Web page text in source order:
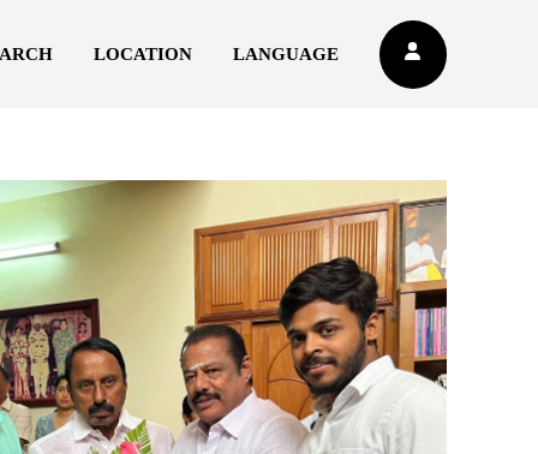
LOCATION LANGUAGE